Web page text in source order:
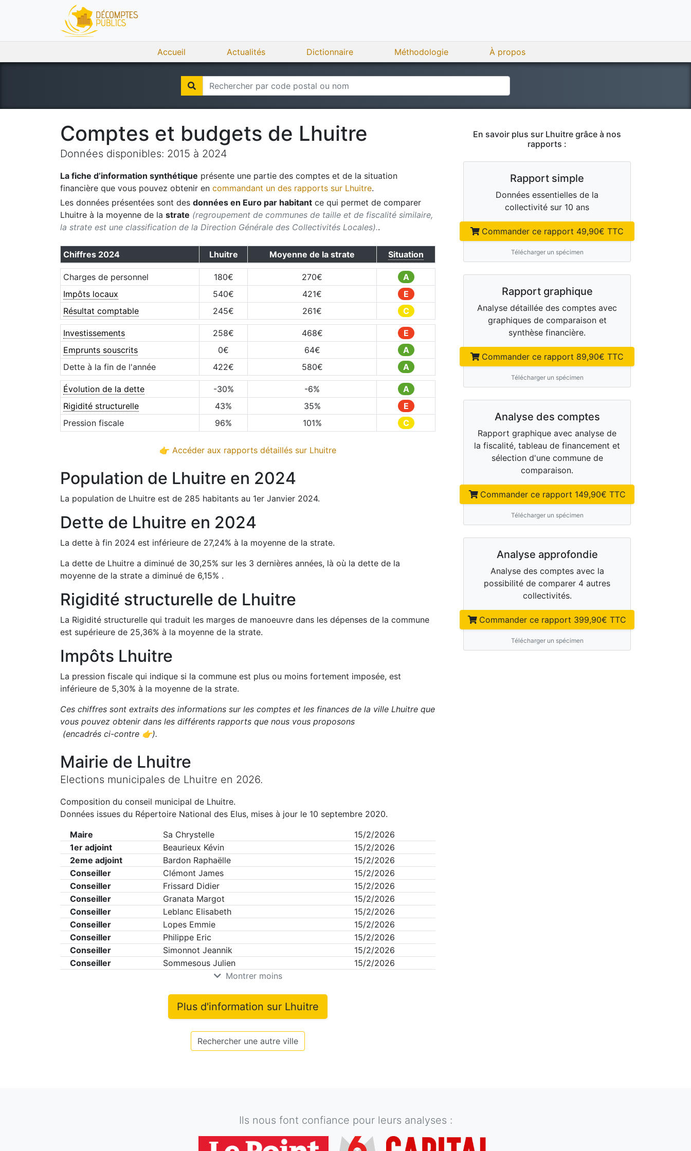
Accueil Actualités Dictionnaire Méthodologie À propos
Comptes et budgets de Lhuitre
Données disponibles: 2015 à 2024
La fiche d’information synthétique présente une partie des comptes et de la situation
financière que vous pouvez obtenir en commandant un des rapports sur Lhuitre.
Les données présentées sont des données en Euro par habitant ce qui permet de comparer
Lhuitre à la moyenne de la strate (regroupement de communes de taille et de fiscalité similaire,
la strate est une classification de la Direction Générale des Collectivités Locales)..
Chiffres 2024 Lhuitre Moyenne de la strate Situation
Charges de personnel 180€ 270€
A
Impôts locaux
540€ 421€
E
Résultat comptable
245€ 261€ C
Investissements 258€ 468€
E
Emprunts souscrits
0€ 64€
A
Dette à la fin de l'année
422€ 580€ A
Évolution de la dette -30% -6%
A
Rigidité structurelle
43% 35%
E
Pression fiscale
96% 101% C
👉 Accéder aux rapports détaillés sur Lhuitre
Population de Lhuitre en 2024
La population de Lhuitre est de 285 habitants au 1er Janvier 2024.
Dette de Lhuitre en 2024
La dette à fin 2024 est inférieure de 27,24% à la moyenne de la strate.
La dette de Lhuitre a diminué de 30,25% sur les 3 dernières années, là où la dette de la
moyenne de la strate a diminué de 6,15% .
Rigidité structurelle de Lhuitre
La Rigidité structurelle qui traduit les marges de manoeuvre dans les dépenses de la commune
est supérieure de 25,36% à la moyenne de la strate.
Impôts Lhuitre
La pression fiscale qui indique si la commune est plus ou moins fortement imposée, est
inférieure de 5,30% à la moyenne de la strate.
Ces chiffres sont extraits des informations sur les comptes et les finances de la ville Lhuitre que
vous pouvez obtenir dans les différents rapports que nous vous proposons
(encadrés ci-contre 👉).
Mairie de Lhuitre
Elections municipales de Lhuitre en 2026.
Composition du conseil municipal de Lhuitre.
Données issues du Répertoire National des Elus, mises à jour le 10 septembre 2020.
Maire
Sa Chrystelle
15/2/2026
1er adjoint
Beaurieux Kévin
15/2/2026
2eme adjoint
Bardon Raphaëlle
15/2/2026
Conseiller
Clémont James
15/2/2026
Conseiller
Frissard Didier
15/2/2026
Conseiller
Granata Margot
15/2/2026
Conseiller
Leblanc Elisabeth
15/2/2026
Conseiller
Lopes Emmie
15/2/2026
Conseiller
Philippe Eric
15/2/2026
Conseiller
Simonnot Jeannik
15/2/2026
Conseiller
Sommesous Julien
15/2/2026
Montrer moins
Plus d'information sur Lhuitre
Rechercher une autre ville
En savoir plus sur Lhuitre grâce à nos
rapports :
Rapport simple
Données essentielles de la
collectivité sur 10 ans
Commander ce rapport 49,90€ TTC
Télécharger un spécimen
Rapport graphique
Analyse détaillée des comptes avec
graphiques de comparaison et
synthèse financière.
Commander ce rapport 89,90€ TTC
Télécharger un spécimen
Analyse des comptes
Rapport graphique avec analyse de
la fiscalité, tableau de financement et
sélection d'une commune de
comparaison.
Commander ce rapport 149,90€ TTC
Télécharger un spécimen
Analyse approfondie
Analyse des comptes avec la
possibilité de comparer 4 autres
collectivités.
Commander ce rapport 399,90€ TTC
Télécharger un spécimen
Ils nous font confiance pour leurs analyses :